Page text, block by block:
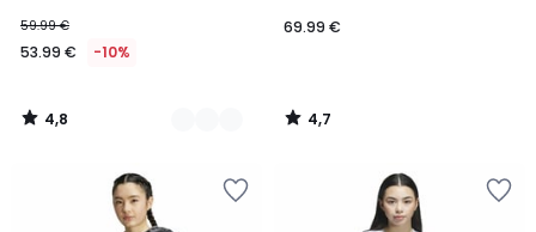
59.99 €
53.99 € -10%
4,8
/
69.99 €
4,7
/